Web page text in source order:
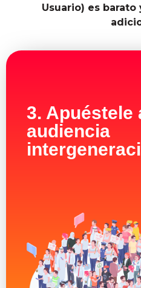
Usuario) es
3. Apuéstele
audiencia